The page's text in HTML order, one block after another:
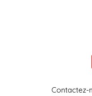
Contactez-